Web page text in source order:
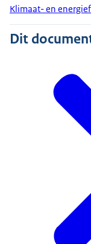
Klimaat- en
Dit